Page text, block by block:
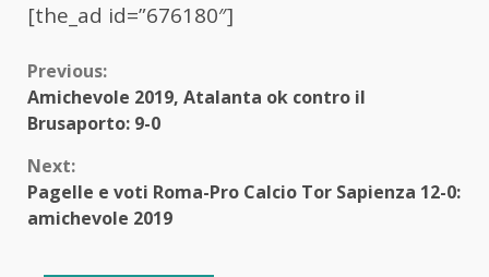
[the_ad id=”676180″]
Continue
Reading
Previous:
Amichevole 2019, Atalanta ok contro il
Brusaporto: 9-0
Next:
Pagelle e voti Roma-Pro Calcio Tor Sapienza 12-0:
amichevole 2019